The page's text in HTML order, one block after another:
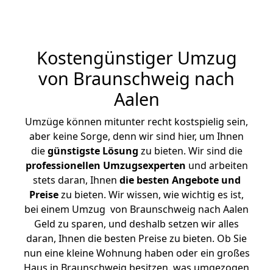
Kostengünstiger Umzug
von Braunschweig nach
Aalen
Umzüge können mitunter recht kostspielig sein,
aber keine Sorge, denn wir sind hier, um Ihnen
diegünstigste Lösung zu bieten. Wir sind die
professionellen Umzugsexperten und arbeiten
stets daran, Ihnen die besten Angebote und
Preisezu bieten. Wir wissen, wie wichtig es ist,
bei einem Umzug von Braunschweig nach Aalen
Geld zu sparen, und deshalb setzen wir alles
daran, Ihnen die besten Preise zu bieten. Ob Sie
nun eine kleine Wohnung haben oder ein großes